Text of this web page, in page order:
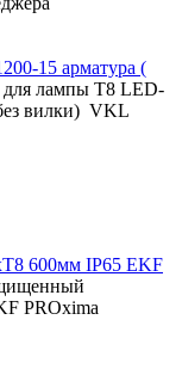
15 арматура (
для лампы Т8 LED-
вилки) VKL
600мм IP65 EKF
PROxima